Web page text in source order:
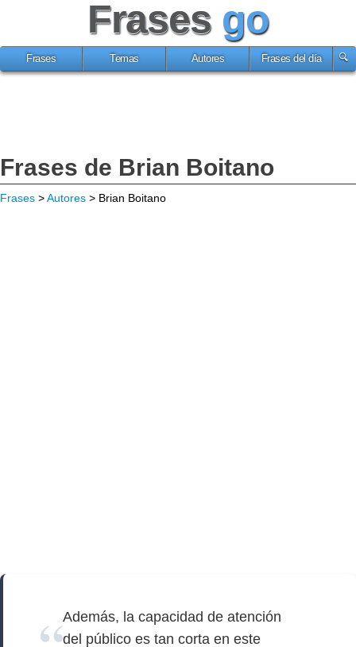
Frases go
Frases Temas Autores Frases del día
Frases de Brian Boitano
Frases >Autores > Brian Boitano
Además, la capacidad de atención
del público es tan corta en este